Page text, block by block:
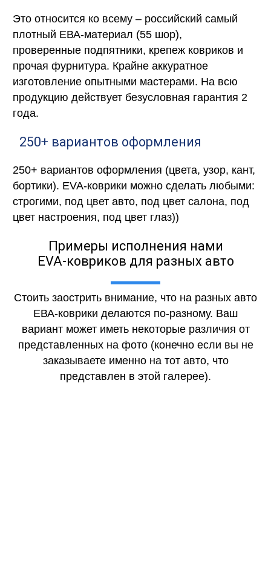
Это относится ко всему – российский самый
плотный ЕВА-материал (55 шор),
проверенные подпятники, крепеж ковриков и
прочая фурнитура. Крайне аккуратное
изготовление опытными мастерами. На всю
продукцию действует безусловная гарантия 2
года.
250+ вариантов оформления
250+ вариантов оформления (цвета, узор, кант,
бортики). EVA-коврики можно сделать любыми:
строгими, под цвет авто, под цвет салона, под
цвет настроения, под цвет глаз))
Примеры исполнения нами
EVA-ковриков для разных авто
Стоить заострить внимание, что на разных авто
ЕВА-коврики делаются по-разному. Ваш
вариант может иметь некоторые различия от
представленных на фото (конечно если вы не
заказываете именно на тот авто, что
представлен в этой галерее).